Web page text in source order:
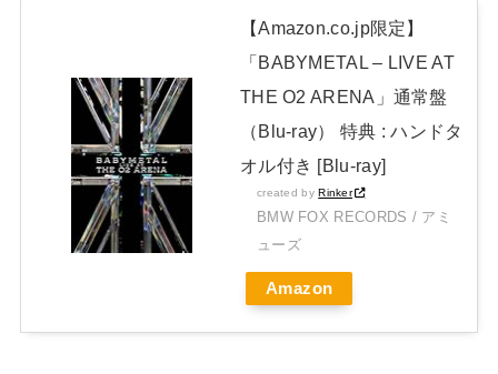
【Amazon.co.jp限定】
「BABYMETAL – LIVE AT
THE O2 ARENA」通常盤
（Blu-ray） 特典 : ハンドタ
オル付き [Blu-ray]
created by Rinker
BMW FOX RECORDS / アミ
ューズ
Amazon